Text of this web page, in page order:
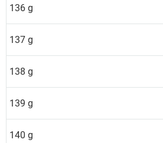
136 g
137 g
138 g
139 g
140 g